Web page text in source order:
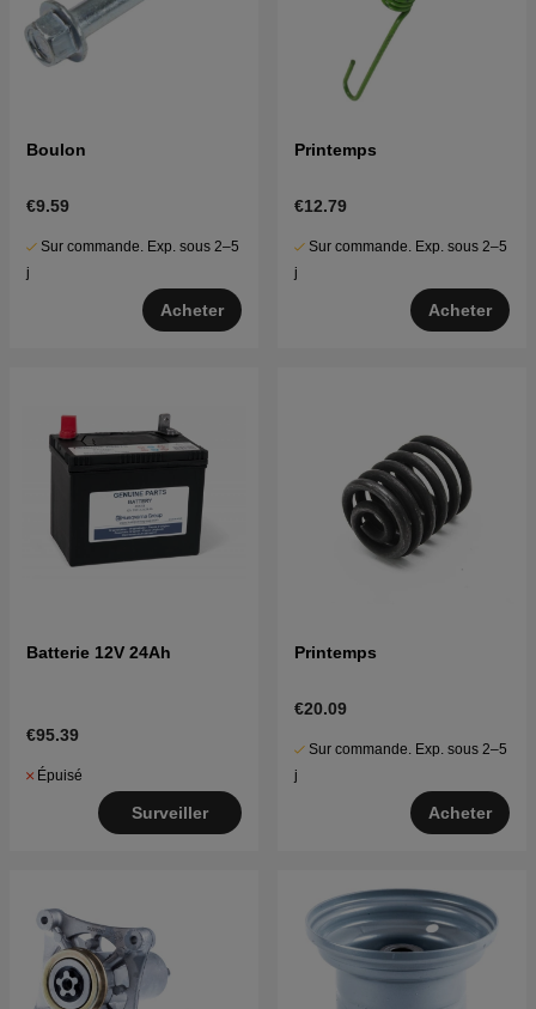
Boulon
€9.59
Sur commande. Exp. sous 2–5
j
Acheter
Printemps
€12.79
Sur commande. Exp. sous 2–5
j
Acheter
Batterie 12V 24Ah
€95.39
Épuisé
Surveiller
Printemps
€20.09
Sur commande. Exp. sous 2–5
j
Acheter